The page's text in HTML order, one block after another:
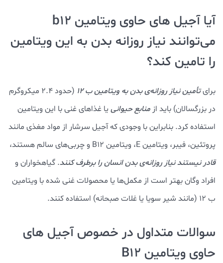
آیا آجیل های حاوی ویتامین b12
می‌توانند نیاز روزانه بدن به این ویتامین
را تامین کند؟
برایتأمین نیاز روزانه‌ی بدن به ویتامین ب 12
(حدود ۲.۴ میکروگرم
در بزرگسالان) باید از منابع حیوانی یا غذاهای غنی‌ با این ویتامین
استفاده کرد. بنابراین با وجودی که آجیل‌ سرشار از مواد مغذی مانند
پروتئین، فیبر، ویتامین E، ویتامین B12 و چربی‌های سالم هستند،
قادر نیستند نیاز روزانه‌ی بدن انسان را برطرف کنند. گیاهخواران و
افراد وگان بهتر است از مکمل‌ها یا محصولات غنی شده با ویتامین
ب 12 (مانند شیر سویا یا غلات صبحانه) استفاده کنند.
سوالات متداول در خصوص آجیل های
حاوی ویتامین B12